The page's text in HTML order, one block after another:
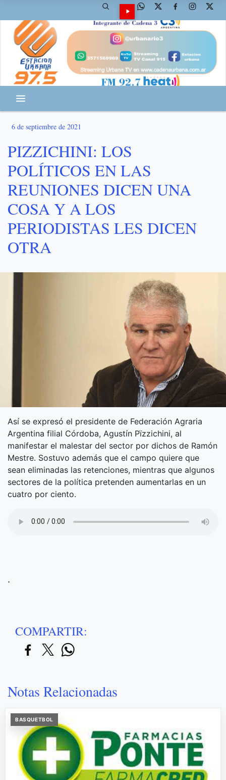
6 de septiembre de 2021
PIZZICHINI: LOS
POLÍTICOS EN LAS
REUNIONES DICEN UNA
COSA Y A LOS
PERIODISTAS LES DICEN
OTRA
Así se expresó el presidente de Federación Agraria
Argentina filial Córdoba, Agustín Pïzzichini, al
manifestar el malestar del sector por dichos de Ramón
Mestre. Sostuvo además que el campo quiere que
sean eliminadas las retenciones, mientras que algunos
sectores de la política pretenden aumentarlas en un
cuatro por ciento.
.
COMPARTIR:
Notas Relacionadas
BASQUETBOL